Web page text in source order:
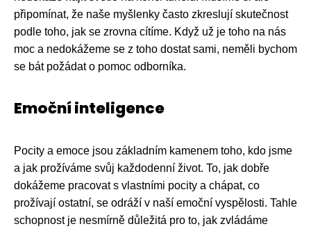
připomínat, že naše myšlenky často zkreslují skutečnost
podle toho, jak se zrovna cítíme. Když už je toho na nás
moc a nedokážeme se z toho dostat sami, neměli bychom
se bát požádat o pomoc odborníka.
Emoční inteligence
Pocity a emoce jsou základním kamenem toho, kdo jsme
a jak prožíváme svůj každodenní život. To, jak dobře
dokážeme pracovat s vlastními pocity a chápat, co
prožívají ostatní, se odráží v naší emoční vyspělosti. Tahle
schopnost je nesmírně důležitá pro to, jak zvládáme